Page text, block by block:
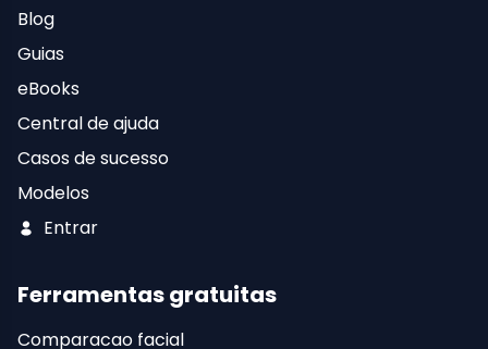
Blog
Guias
eBooks
Central de ajuda
Casos de sucesso
Modelos
Entrar
Ferramentas gratuitas
Comparacao facial